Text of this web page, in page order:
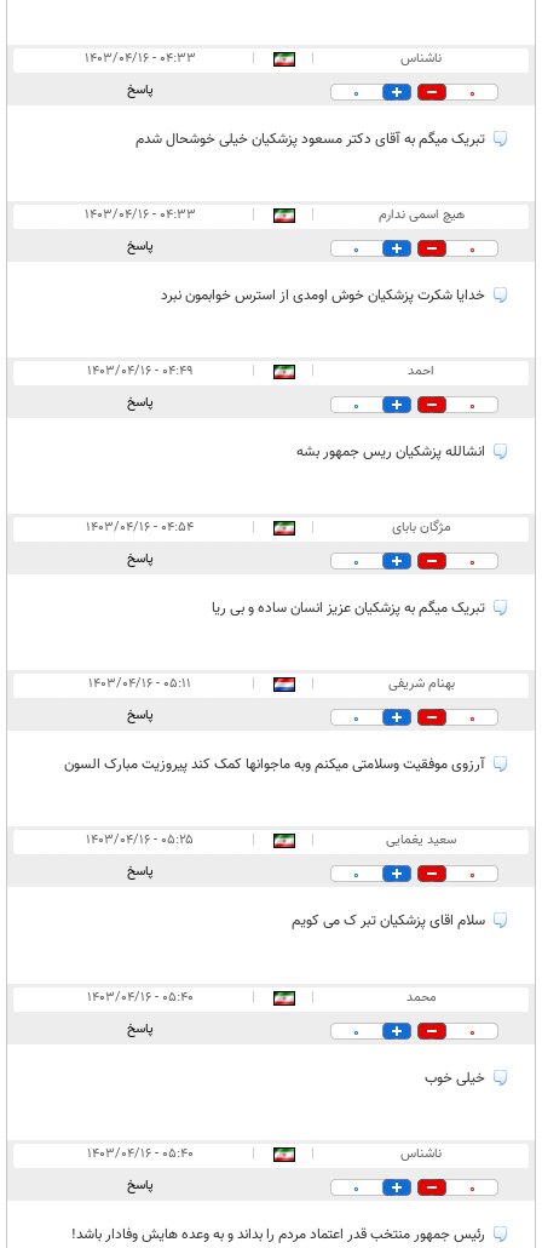
ناشناس |
|
۰۴:۳۳ - ۱۴۰۳/۰۴/۱۶
0
0 پاسخ
تبریک میگم به آقای دکتر مسعود پزشکیان خیلی خوشحال شدم
هیچ اسمی ندارم |
|
۰۴:۳۳ - ۱۴۰۳/۰۴/۱۶
0
0 پاسخ
خدایا شکرت پزشکیان خوش اومدی از استرس خوابمون نبرد
احمد |
|
۰۴:۴۹ - ۱۴۰۳/۰۴/۱۶
0
0 پاسخ
انشالله پزشکیان ریس جمهور بشه
مژگان بابای |
|
۰۴:۵۴ - ۱۴۰۳/۰۴/۱۶
0
0 پاسخ
تبریک میگم به پزشکیان عزیز انسان ساده و بی ریا
بهنام شریفی |
|
۰۵:۱۱ - ۱۴۰۳/۰۴/۱۶
0
0 پاسخ
آرزوی موفقیت وسلامتی میکنم وبه ماجوانها کمک کند پیروزیت مبارک السون
سعید یغمایی |
|
۰۵:۲۵ - ۱۴۰۳/۰۴/۱۶
0
0 پاسخ
سلام اقای پزشکیان تبر ک می کویم
محمد |
|
۰۵:۴۰ - ۱۴۰۳/۰۴/۱۶
0
0 پاسخ
خیلی خوب
ناشناس |
|
۰۵:۴۰ - ۱۴۰۳/۰۴/۱۶
0
0 پاسخ
رئیس جمهور منتخب قدر اعتماد مردم را بداند و به وعده هایش وفادار باشد!